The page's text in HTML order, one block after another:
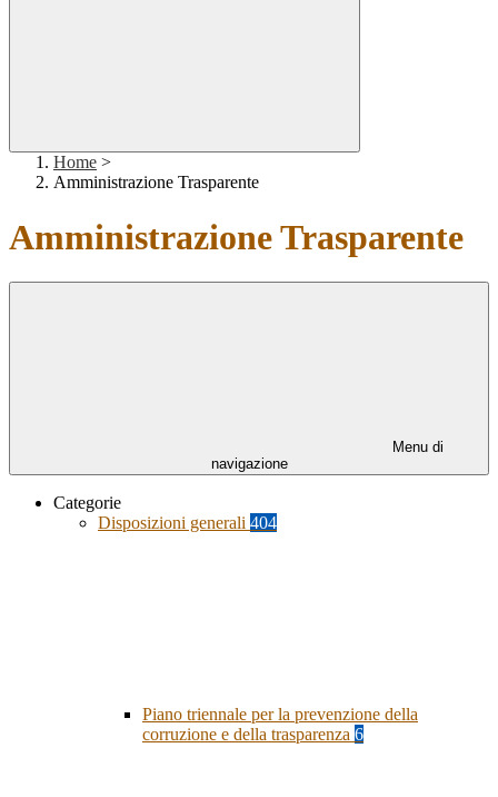
Home >
Amministrazione Trasparente
Amministrazione Trasparente
Menu di
navigazione
Categorie
Disposizioni generali 404
Piano triennale per la prevenzione della
corruzione e della trasparenza 6